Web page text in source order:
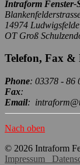
Intraform Fenster-
14974 Ludwigsfelde
OT Groß
Telefon, Fax &
Phone: 03378 - 86
Fax:
Email:
Nach oben
© 2026 Intraform
Impressum